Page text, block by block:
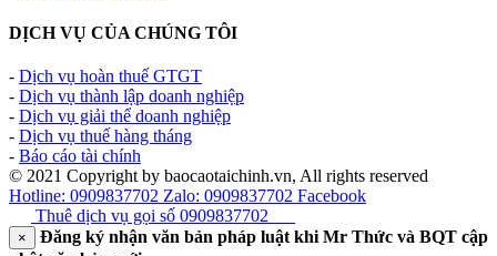
DỊCH VỤ CỦA CHÚNG TÔI
- Dịch vụ hoàn thuế GTGT
- Dịch vụ thành lập doanh nghiệp
- Dịch vụ giải thể doanh nghiệp
- Dịch vụ thuế hàng tháng
- Báo cáo tài chính
© 2021 Copyright by baocaotaichinh.vn, All rights reserved
Hotline: 0909837702 Zalo: 0909837702 Facebook
Thuê dịch vụ gọi số 0909837702
×
Đăng ký nhận văn bản pháp luật khi Mr Thức và BQT cập